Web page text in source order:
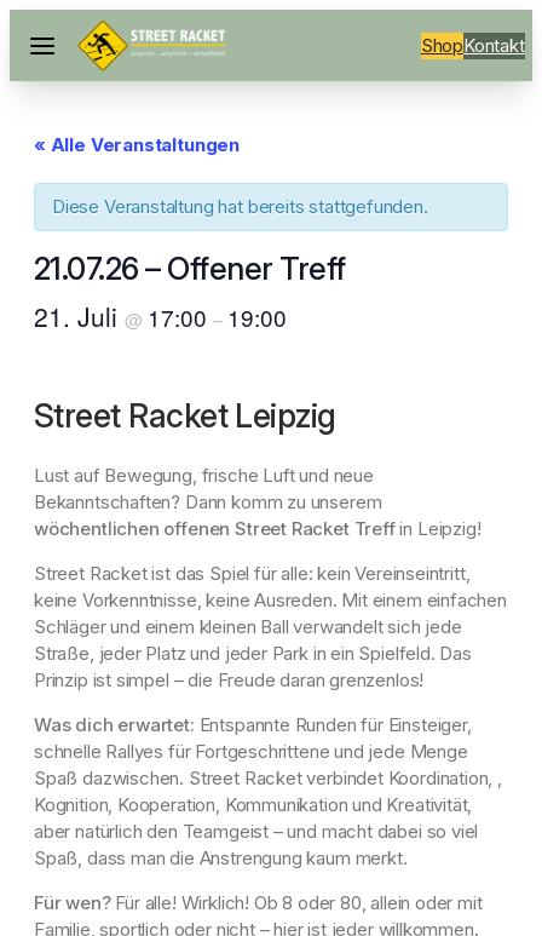
ShopKontakt
« Alle Veranstaltungen
Diese Veranstaltung hat bereits stattgefunden.
21.07.26 – Offener Treff
21. Juli @ 17:00 – 19:00
Street Racket Leipzig
Lust auf Bewegung, frische Luft und neue
Bekanntschaften? Dann komm zu unserem
wöchentlichen offenen Street Racket Treffin Leipzig!
Street Racket ist das Spiel für alle: kein Vereinseintritt,
keine Vorkenntnisse, keine Ausreden. Mit einem einfachen
Schläger und einem kleinen Ball verwandelt sich jede
Straße, jeder Platz und jeder Park in ein Spielfeld. Das
Prinzip ist simpel – die Freude daran grenzenlos!
Was dich erwartet: Entspannte Runden für Einsteiger,
schnelle Rallyes für Fortgeschrittene und jede Menge
Spaß dazwischen. Street Racket verbindet Koordination, ,
Kognition, Kooperation, Kommunikation und Kreativität,
aber natürlich den Teamgeist – und macht dabei so viel
Spaß, dass man die Anstrengung kaum merkt.
Für wen?Für alle! Wirklich! Ob 8 oder 80, allein oder mit
Familie, sportlich oder nicht – hier ist jeder willkommen.